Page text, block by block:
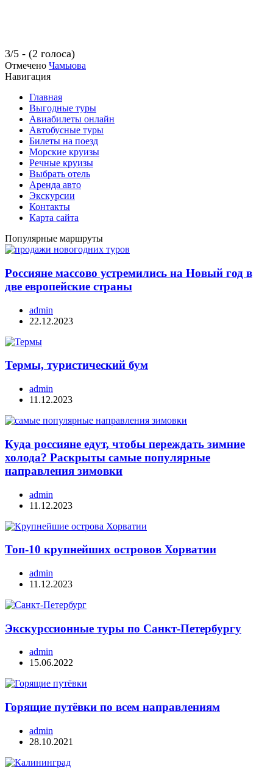
3/5 - (2 голоса)
Отмечено Чамьюва
Навигация
Главная
Выгодные туры
Авиабилеты онлайн
Автобусные туры
Билеты на поезд
Морские круизы
Речные круизы
Выбрать отель
Аренда авто
Экскурсии
Контакты
Карта сайта
Популярные маршруты
Россияне массово устремились на Новый год в
две европейские страны
admin
22.12.2023
Термы, туристический бум
admin
11.12.2023
Куда россияне едут, чтобы переждать зимние
холода? Раскрыты самые популярные
направления зимовки
admin
11.12.2023
Топ-10 крупнейших островов Хорватии
admin
11.12.2023
Экскурссионные туры по Санкт-Петербургу
admin
15.06.2022
Горящие путёвки по всем направлениям
admin
28.10.2021